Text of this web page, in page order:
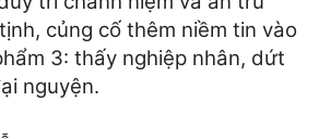
củng cố thêm niềm tin vào
3: thấy nghiệp nhân, dứt
nguyện.